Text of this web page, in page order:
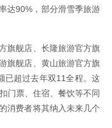
达90%，部分滑雪季旅游
旗舰店、长隆旅游官方旗
旗舰店、黄山旅游官方旗
已超过去年双11全程。这
门票、住宿、餐饮等不同
消费者将其纳入未来几个